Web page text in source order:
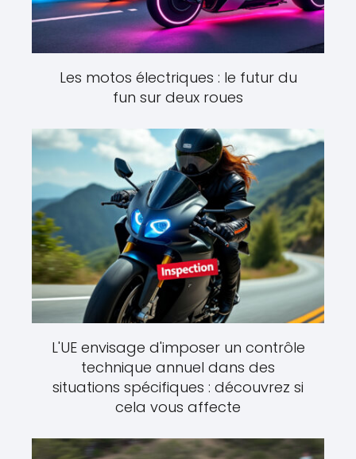
Les motos électriques : le futur du
fun sur deux roues
L'UE envisage d'imposer un contrôle
technique annuel dans des
situations spécifiques : découvrez si
cela vous affecte